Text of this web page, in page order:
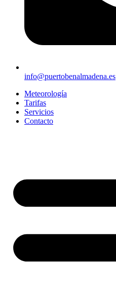
info@puertobenalmadena.es
Meteorología
Tarifas
Servicios
Contacto